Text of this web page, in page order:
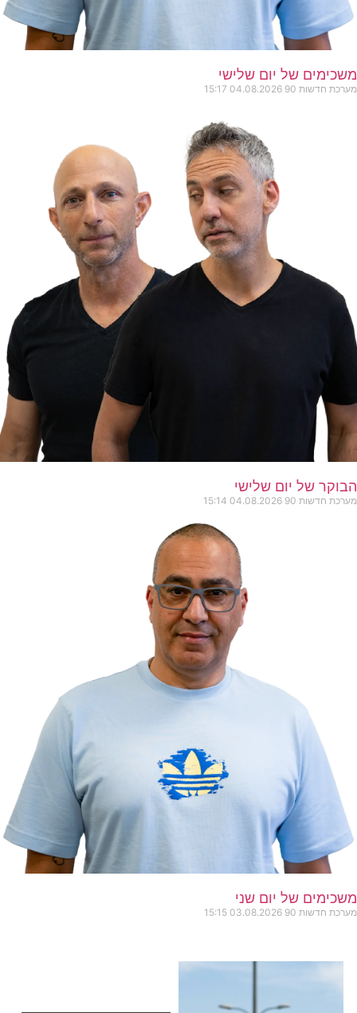
משכימים של יום שלישי
מערכת חדשות 90 04.08.2026
15:17
הבוקר של יום שלישי
מערכת חדשות 90 04.08.2026
15:14
משכימים של יום שני
מערכת חדשות 90 03.08.2026
15:15